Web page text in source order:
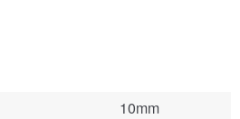
10mm